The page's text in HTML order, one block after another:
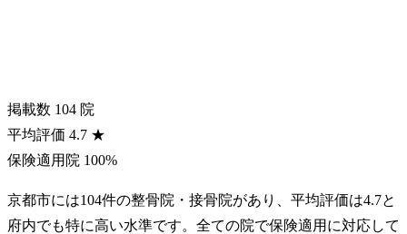
掲載数 104 院
平均評価 4.7 ★
保険適用院 100%
京都市には104件の整骨院・接骨院があり、平均評価は4.7と
府内でも特に高い水準です。全ての院で保険適用に対応して